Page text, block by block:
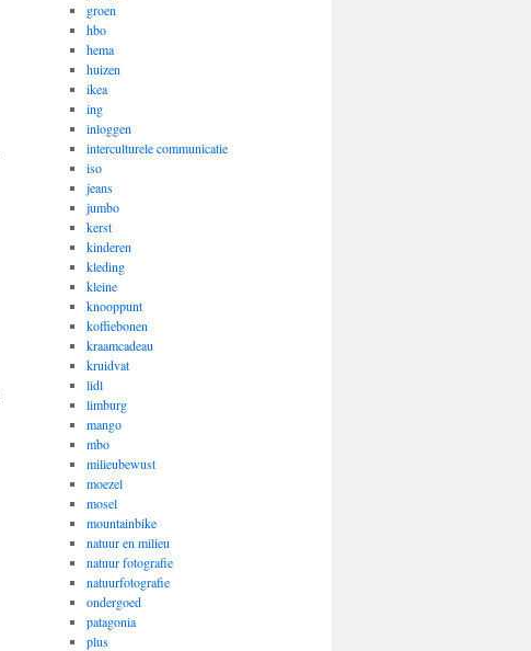
groen
hbo
hema
huizen
ikea
ing
inloggen
interculturele communicatie
iso
jeans
jumbo
kerst
kinderen
kleding
kleine
knooppunt
koffiebonen
kraamcadeau
kruidvat
lidl
limburg
mango
mbo
milieubewust
moezel
mosel
mountainbike
natuur en milieu
natuur fotografie
natuurfotografie
ondergoed
patagonia
plus